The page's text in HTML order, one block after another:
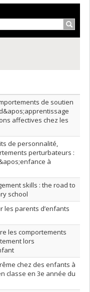
croissant
de soutien
affectives chez les
de personnalité,
perturbateurs :
à
skills : the road to
school
les parents d’enfants
les comportements
lors
chez des enfants à
classe en 3e année du